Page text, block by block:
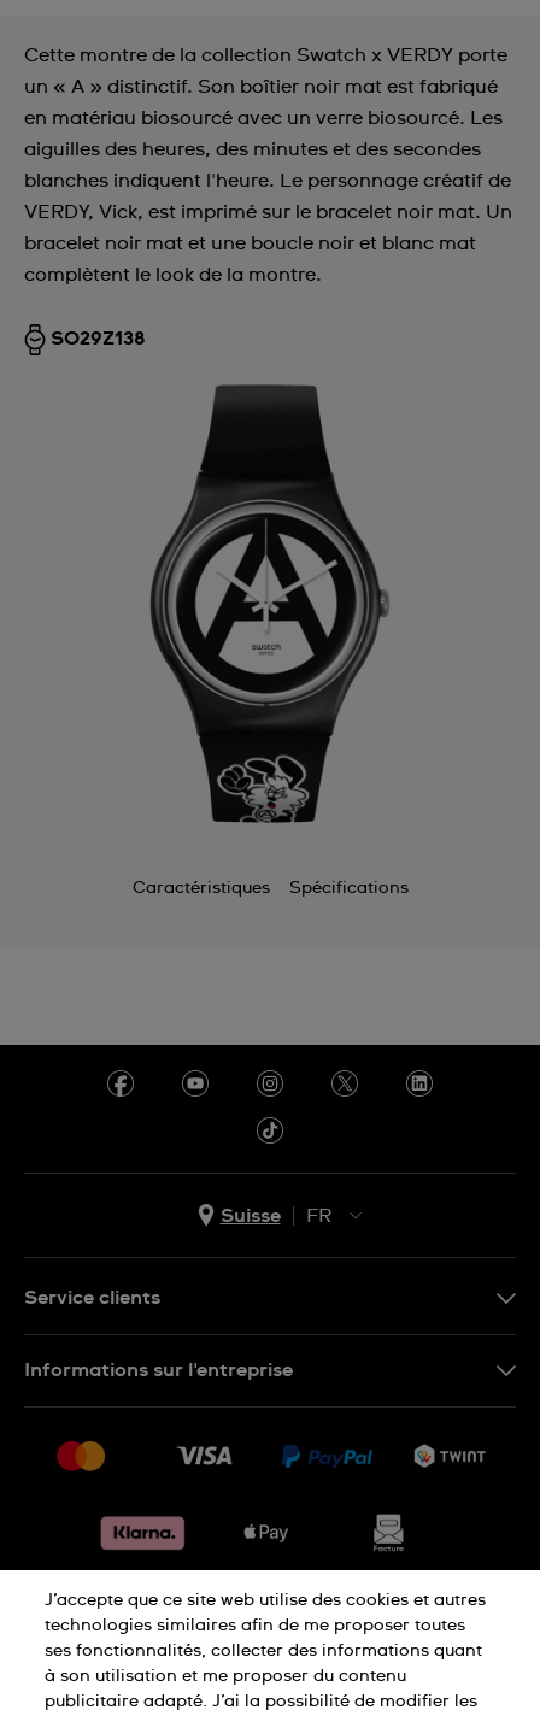
Cette montre de la collection Swatch x VERDY porte
un « A » distinctif. Son boîtier noir mat est fabriqué
en matériau biosourcé avec un verre biosourcé. Les
aiguilles des heures, des minutes et des secondes
blanches indiquent l'heure. Le personnage créatif de
VERDY, Vick, est imprimé sur le bracelet noir mat. Un
bracelet noir mat et une boucle noir et blanc mat
complètent le look de la montre.
SO29Z138
Caractéristiques Spécifications
Suisse
FR
IT
Service clients
Retours
Conditions de vente
Informations sur l'entreprise
Jobs
Déclaration de confidentialité
Déclaration concernant les cookies
J’accepte que ce site web utilise des cookies et autres
technologies similaires afin de me proposer toutes
ses fonctionnalités, collecter des informations quant
à son utilisation et me proposer du contenu
publicitaire adapté. J’ai la possibilité de modifier les